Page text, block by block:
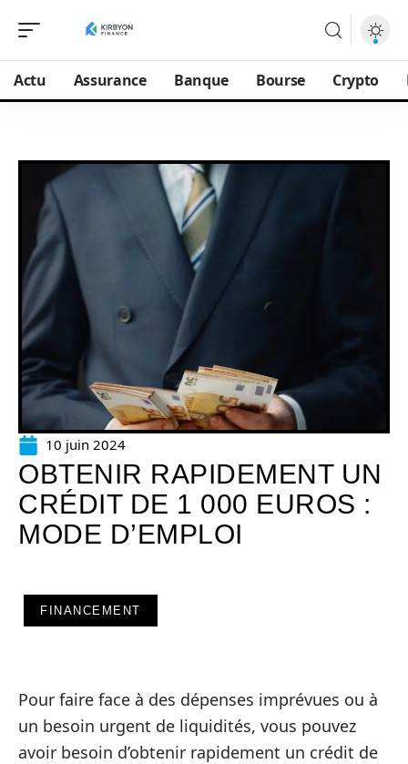
Actu Assurance Banque Bourse Crypto
10 juin 2024
OBTENIR RAPIDEMENT UN
CRÉDIT DE 1 000 EUROS :
MODE D’EMPLOI
FINANCEMENT
Pour faire face à des dépenses imprévues ou à
un besoin urgent de liquidités, vous pouvez
avoir besoin d’obtenir rapidement un crédit de